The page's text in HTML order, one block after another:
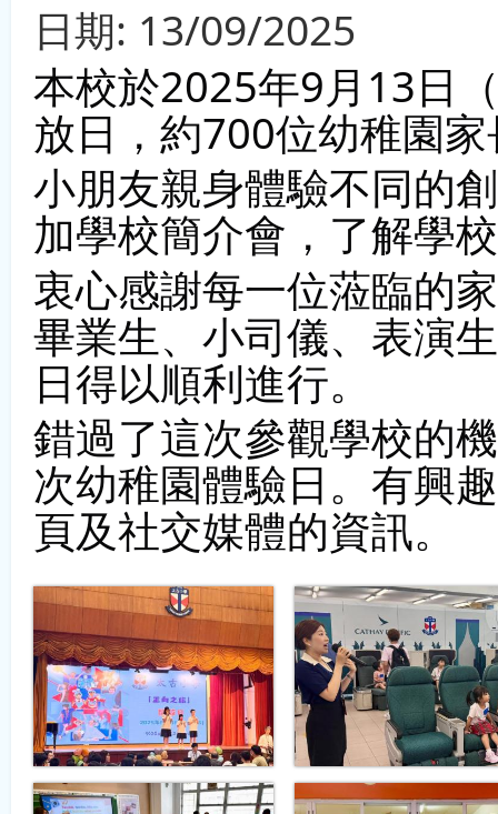
日期: 13/09/2025
本校於2025年9月13日
放日，約700位幼稚園
小朋友親身體驗不同的
加學校簡介會，了解學
衷心感謝每一位蒞臨的
畢業生、小司儀、表演
日得以順利進行。
錯過了這次參觀學校的
次幼稚園體驗日。有興
頁及社交媒體的資訊。